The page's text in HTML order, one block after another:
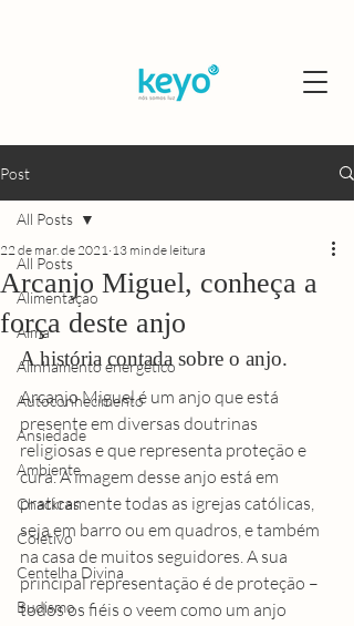
Post
All Posts
Alimentação
Alma
Alinhamento energético
Autoconhecimento
Ansiedade
Ambiente
Chackras
Coletivo
Centelha Divina
Budismo
All Posts
Arcanjo Miguel, conheça a
força deste anjo
22 de mar. de 2021 13 min de leitura
A história contada sobre o anjo.
Arcanjo Miguel é um anjo que está
presente em diversas doutrinas
religiosas e que representa proteção e
cura. A imagem desse anjo está em
praticamente todas as igrejas católicas,
seja em barro ou em quadros, e também
na casa de muitos seguidores. A sua
principal representação é de proteção –
todos os fiéis o veem como um anjo